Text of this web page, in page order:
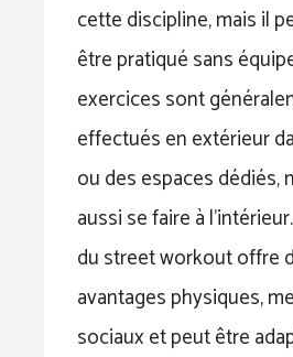
cette discipline, mais il
être pratiqué sans
exercices sont
effectués en extérieur
ou des espaces dédiés,
aussi se faire à
du street workout offre
avantages physiques,
sociaux et peut être